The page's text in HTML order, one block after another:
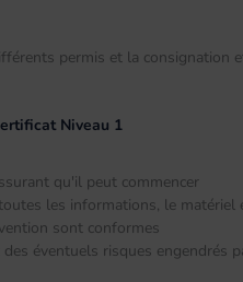
permis et la consignation
Niveau 1
qu'il peut commencer
les informations, le matériel
sont conformes
éventuels risques